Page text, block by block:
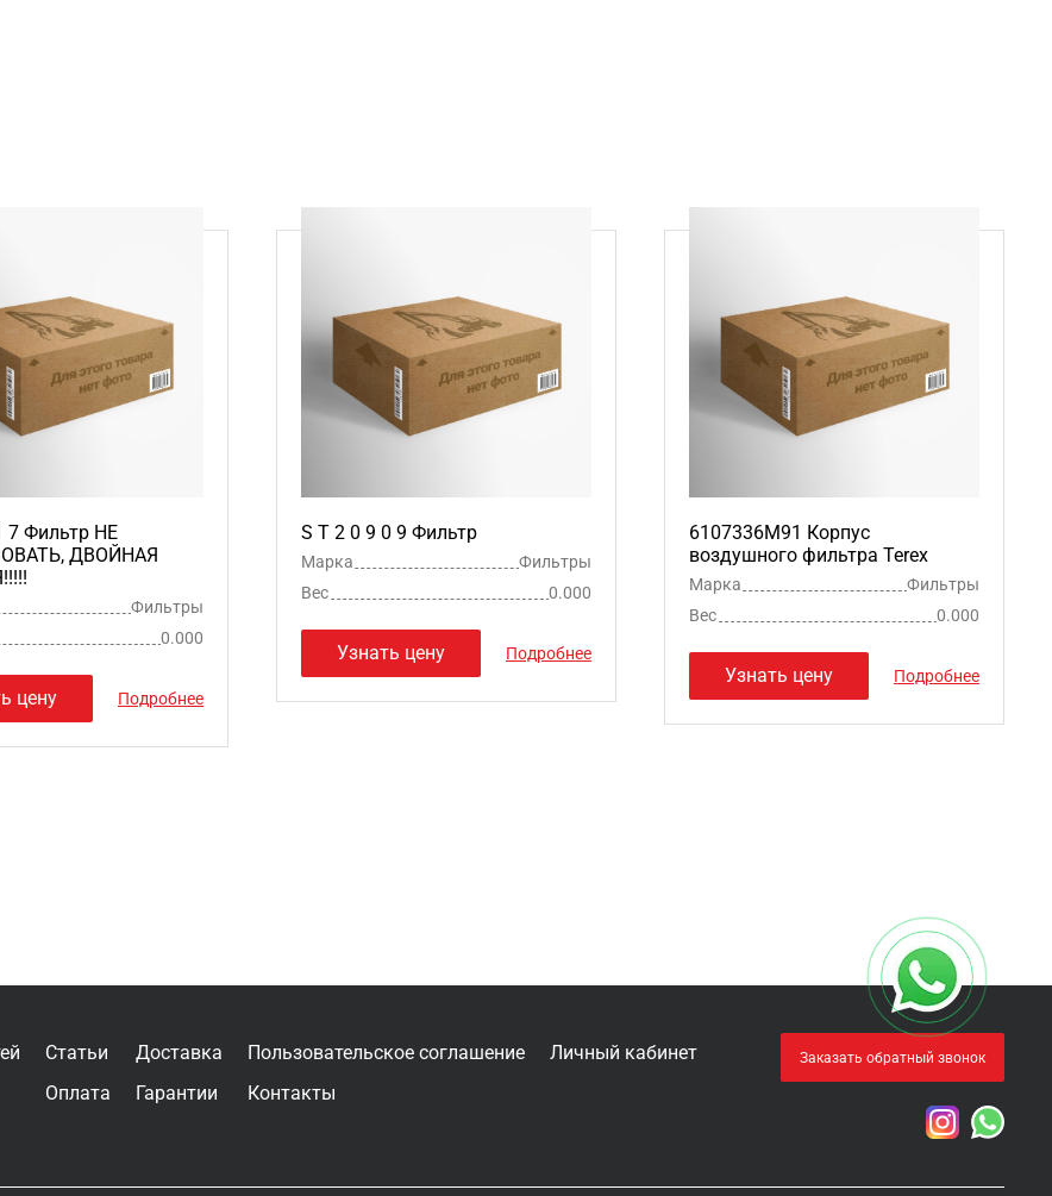
7 Фильтр НЕ
ДВОЙНАЯ
Фильтры
0.000
цену Подробнее
S T 2 0 9 0 9 Фильтр
Марка
Фильтры
Вес
0.000
Узнать цену Подробнее
6107336M91 Корпус
воздушного фильтра Terex
Марка
Фильтры
Вес
0.000
Узнать цену Подробнее
Статьи
Оплата
Доставка
Гарантии
Пользовательское соглашение
Контакты
Личный кабинет Заказать обратный звонок